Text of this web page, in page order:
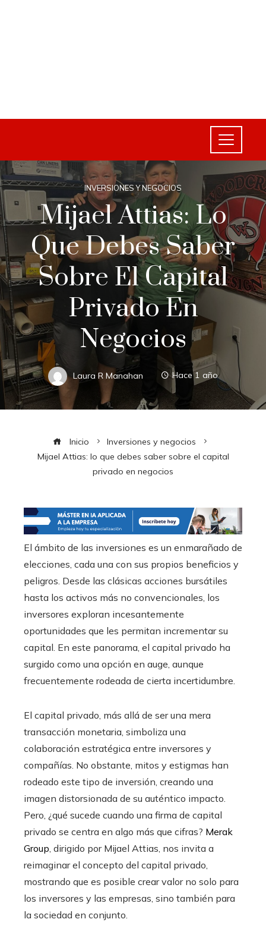
INVERSIONES Y NEGOCIOS
Mijael Attias: Lo
Que Debes Saber
Sobre El Capital
Privado En
Negocios
Laura R Manahan Hace 1 año
Inicio
Inversiones y negocios
Mijael Attias: lo que debes saber sobre el capital
privado en negocios
El ámbito de las inversiones es un enmarañado de
elecciones, cada una con sus propios beneficios y
peligros. Desde las clásicas acciones bursátiles
hasta los activos más no convencionales, los
inversores exploran incesantemente
oportunidades que les permitan incrementar su
capital. En este panorama, el capital privado ha
surgido como una opción en auge, aunque
frecuentemente rodeada de cierta incertidumbre.
El capital privado, más allá de ser una mera
transacción monetaria, simboliza una
colaboración estratégica entre inversores y
compañías. No obstante, mitos y estigmas han
rodeado este tipo de inversión, creando una
imagen distorsionada de su auténtico impacto.
Pero, ¿qué sucede cuando una firma de capital
privado se centra en algo más que cifras? Merak
Group, dirigido por Mijael Attias, nos invita a
reimaginar el concepto del capital privado,
mostrando que es posible crear valor no solo para
los inversores y las empresas, sino también para
la sociedad en conjunto.